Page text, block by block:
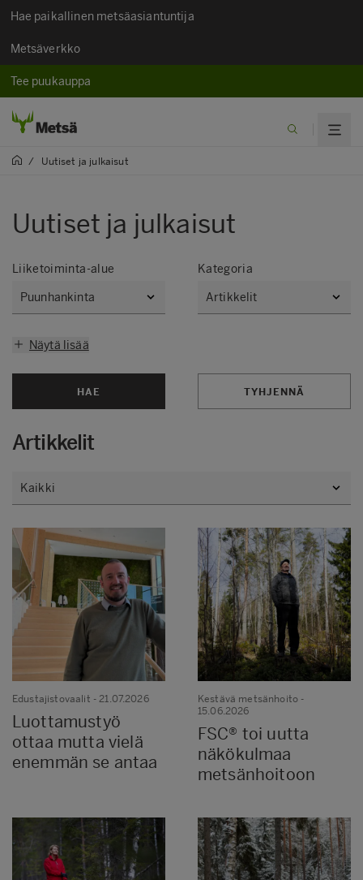
Hae paikallinen metsäasiantuntija
Metsäverkko
Tee puukauppa
/ Uutiset ja julkaisut​
Uutiset ja julkaisut​
Liiketoiminta-alue Kategoria
Näytä lisää
HAE TYHJENNÄ
Artikkelit
Edustajistovaalit - 21.07.2026
Luottamustyö
ottaa mutta vielä
enemmän se antaa
Kestävä metsänhoito -
15.06.2026
FSC® toi uutta
näkökulmaa
metsänhoitoon